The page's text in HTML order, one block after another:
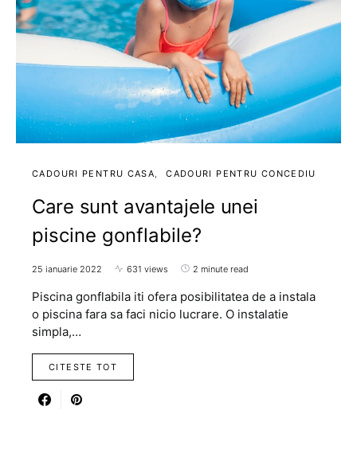
CADOURI PENTRU CASA CADOURI PENTRU CONCEDIU
Care sunt avantajele unei
piscine gonflabile?
25 ianuarie 2022 631 views 2 minute read
Piscina gonflabila iti ofera posibilitatea de a instala
o piscina fara sa faci nicio lucrare. O instalatie
simpla,…
CITESTE TOT